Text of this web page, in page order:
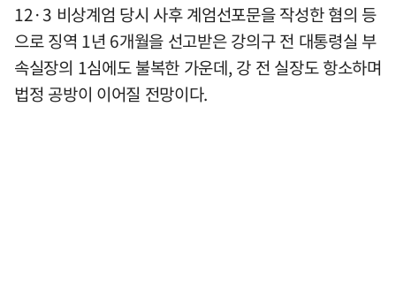
12·3 비상계엄 당시 사후 계엄선포문을 작성한 혐의 등
으로 징역 1년 6개월을 선고받은 강의구 전 대통령실 부
속실장의 1심에도 불복한 가운데, 강 전 실장도 항소하며
법정 공방이 이어질 전망이다.